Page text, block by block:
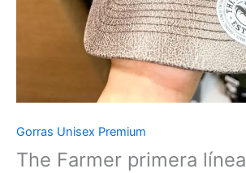
Gorras Unisex Premium
The Farmer primera línea